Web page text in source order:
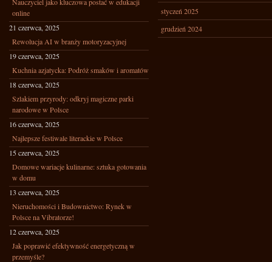
online
21 czerwca, 2025
Rewolucja AI w branży motoryzacyjnej
19 czerwca, 2025
Kuchnia azjatycka: Podróż smaków i aromatów
18 czerwca, 2025
Szlakiem przyrody: odkryj magiczne parki
narodowe w Polsce
16 czerwca, 2025
Najlepsze festiwale literackie w Polsce
15 czerwca, 2025
Domowe wariacje kulinarne: sztuka gotowania
w domu
13 czerwca, 2025
Nieruchomości i Budownictwo: Rynek w
Polsce na Vibratorze!
12 czerwca, 2025
Jak poprawić efektywność energetyczną w
przemyśle?
styczeń 2025
grudzień 2024